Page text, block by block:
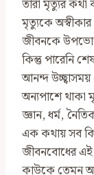
তারা মৃত্যুর
মৃত্যুকে
জীবনকে
কিন্তু পারেনি
আনন্দ
অন্যপাশে থাকা
জ্ঞান, ধর্ম,
এক কথায় সব
জীবনবোধের এই
কাউকে তেমন